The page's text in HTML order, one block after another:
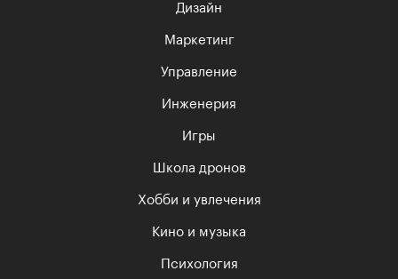
Дизайн
Маркетинг
Управление
Инженерия
Игры
Школа дронов
Хобби и увлечения
Кино и музыка
Психология